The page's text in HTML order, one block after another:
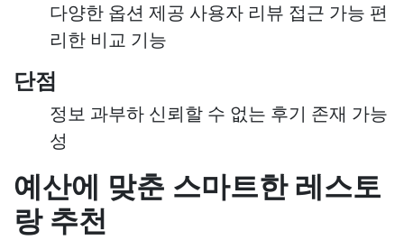
다양한 옵션 제공 사용자 리뷰 접근 가능 편
리한 비교 기능
단점
정보 과부하 신뢰할 수 없는 후기 존재 가능
성
예산에 맞춘 스마트한 레스토
랑 추천